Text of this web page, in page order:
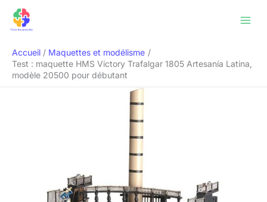
Accueil
Maquettes et modélisme
Test : maquette HMS Victory Trafalgar 1805 Artesanía Latina,
modèle 20500 pour débutant
Rechercher